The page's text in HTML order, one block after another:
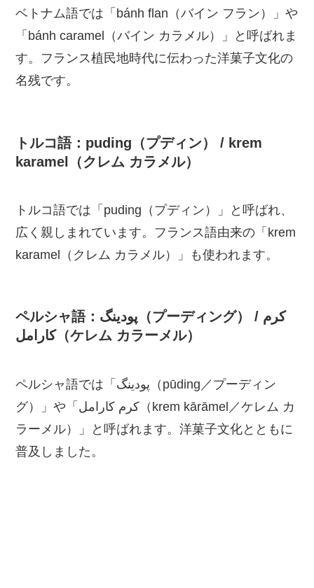
ベトナム語では「bánh flan（バイン フラン）」や
「bánh caramel（バイン カラメル）」と呼ばれま
す。フランス植民地時代に伝わった洋菓子文化の
名残です。
トルコ語：puding（プディン） / krem
karamel（クレム カラメル）
トルコ語では「puding（プディン）」と呼ばれ、
広く親しまれています。フランス語由来の「krem
karamel（クレム カラメル）」も使われます。
ペルシャ語：پودینگ（プーディング） / کرم
کارامل（ケレム カラーメル）
ペルシャ語では「پودینگ（pūding／プーディン
グ）」や「کرم کارامل（krem kārāmel／ケレム カ
ラーメル）」と呼ばれます。洋菓子文化とともに
普及しました。